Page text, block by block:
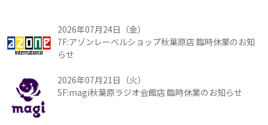
2026年07月24日（金）
7F:アゾンレーベルショップ秋葉原店 臨時休業のお知
らせ
2026年07月21日（火）
5F:magi秋葉原ラジオ会館店 臨時休業のお知らせ